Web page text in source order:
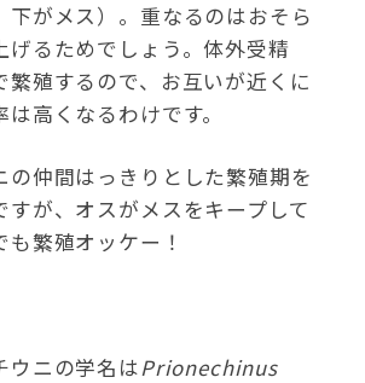
下がメス）。重なるのはおそら
げるためでしょう。体外受精
繁殖するので、お互いが近くに
高くなるわけです。
の仲間はっきりとした繁殖期を
すが、オスがメスをキープして
繁殖オッケー！
ウニの学名はPrionechinus